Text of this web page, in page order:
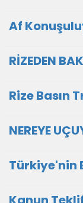
Af
RİZEDEN
Rize Basın
NEREYE
Türkiye'nin